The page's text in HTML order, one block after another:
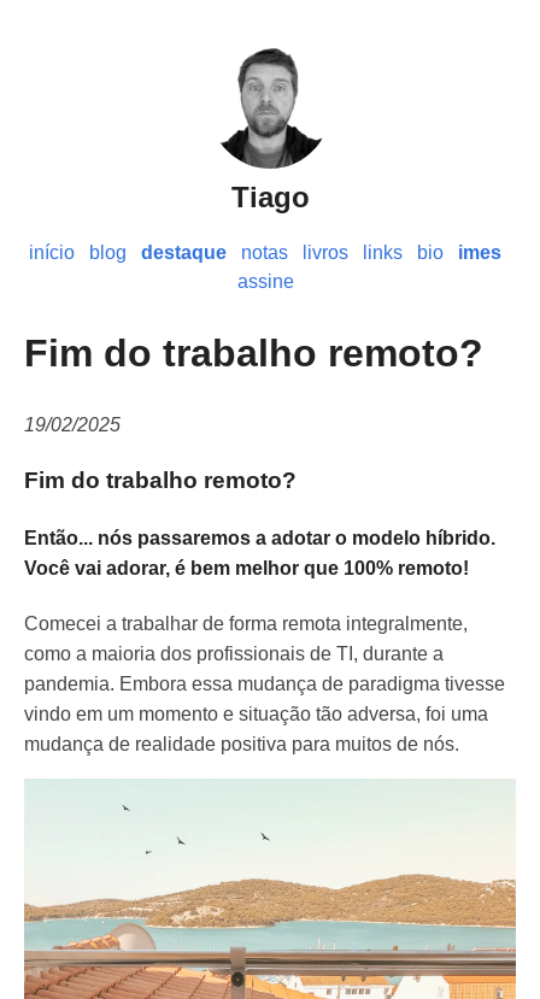
Tiago
início blog destaque notas livros links bio
imes
assine
Fim do trabalho remoto?
19/02/2025
Fim do trabalho remoto?
Então... nós passaremos a adotar o modelo híbrido.
Você vai adorar, é bem melhor que 100% remoto!
Comecei a trabalhar de forma remota integralmente,
como a maioria dos profissionais de TI, durante a
pandemia. Embora essa mudança de paradigma tivesse
vindo em um momento e situação tão adversa, foi uma
mudança de realidade positiva para muitos de nós.